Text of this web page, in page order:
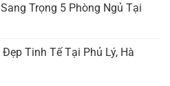
Trọng 5 Phòng Ngủ Tại
Tinh Tế Tại Phủ Lý, Hà